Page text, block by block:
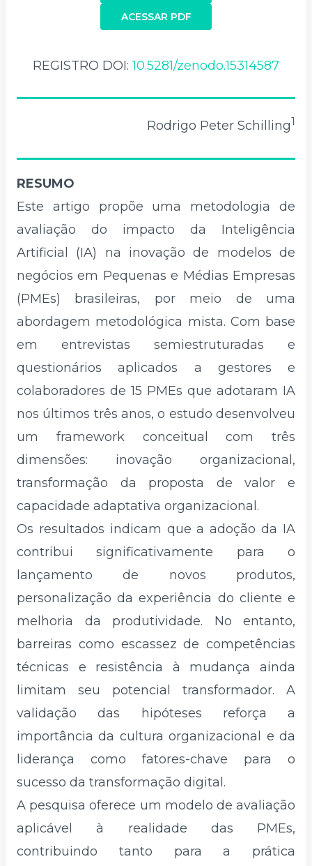
ACESSAR PDF
REGISTRO DOI:10.5281/zenodo.15314587
Rodrigo Peter Schilling1
RESUMO
Este artigo propõe uma metodologia de
avaliação do impacto da Inteligência
Artificial (IA) na inovação de modelos de
negócios em Pequenas e Médias Empresas
(PMEs) brasileiras, por meio de uma
abordagem metodológica mista. Com base
em entrevistas semiestruturadas e
questionários aplicados a gestores e
colaboradores de 15 PMEs que adotaram IA
nos últimos três anos, o estudo desenvolveu
um framework conceitual com três
dimensões: inovação organizacional,
transformação da proposta de valor e
capacidade adaptativa organizacional.
Os resultados indicam que a adoção da IA
contribui significativamente para o
lançamento de novos produtos,
personalização da experiência do cliente e
melhoria da produtividade. No entanto,
barreiras como escassez de competências
técnicas e resistência à mudança ainda
limitam seu potencial transformador. A
validação das hipóteses reforça a
importância da cultura organizacional e da
liderança como fatores-chave para o
sucesso da transformação digital.
A pesquisa oferece um modelo de avaliação
aplicável à realidade das PMEs,
contribuindo tanto para a prática